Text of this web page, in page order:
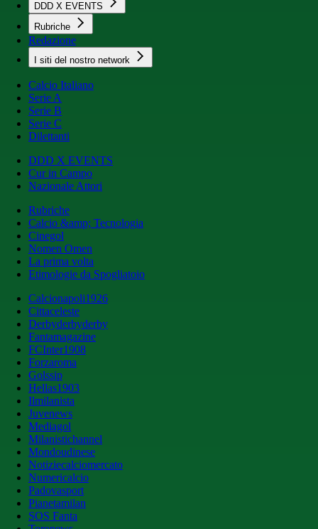
DDD X EVENTS
Rubriche
Redazione
I siti del nostro network
Calcio Italiano
Serie A
Serie B
Serie C
Dilettanti
DDD X EVENTS
Cur in Campo
Nazionale Attori
Rubriche
Calcio &amp; Tecnologia
Cinegol
Nomen Omen
La prima volta
Etimologie da Spogliatoio
Calcionapoli1926
Cittaceleste
Derbyderbyderby
Fantamagazine
FCInter1908
Forzaroma
Golssip
Hellas1903
Ilmilanista
Juvenews
Mediagol
Milanistichannel
Mondoudinese
Notiziecalciomercato
Numericalcio
Padovasport
Pianetamilan
SOS Fanta